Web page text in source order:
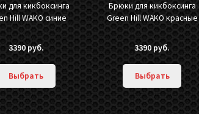
для кикбоксинга
Hill WAKO синие
3390руб.
Выбрать
Брюки для кикбоксинга
Green Hill WAKO красные
3390 руб.
Выбрать